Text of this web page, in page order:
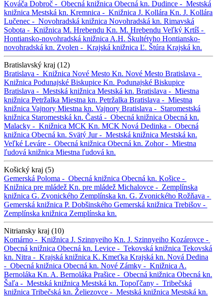
Kováča Dobroč - Obecná knižnica Obecná kn. Dudince - Mestská
knižnica Mestská kn. Kremnica - Knižnica J. Kollára Kn. J. Kollára
Lučenec - Novohradská knižnica Novohradská kn. Rimavská
Sobota - Knižnica M. Hrebendu Kn. M. Hrebendu Veľký Krtíš -
Hontiansko-novohradská knižnica A.H. Škultétyho Hontiansko-
novohradská kn. Zvolen - Krajská knižnica Ľ. Štúra Krajská kn.
Bratislavský kraj (12)
Bratislava - Knižnica Nové Mesto Kn. Nové Mesto Bratislava -
Knižnica Podunajské Biskupice Kn. Podunajské Biskupice
Bratislava - Mestská knižnica Mestská kn. Bratislava - Miestna
knižnica Petržalka Miestna kn. Petržalka Bratislava - Miestna
knižnica Vajnory Miestna kn. Vajnory Bratislava - Staromestská
knižnica Staromestská kn. Častá - Obecná knižnica Obecná kn.
Malacky - Knižnica MCK Kn. MCK Nová Dedinka - Obecná
knižnica Obecná kn. Svätý Jur - Mestská knižnica Mestská kn.
Veľké Leváre - Obecná knižnica Obecná kn. Zohor - Miestna
ľudová knižnica Miestna ľudová kn.
Košický kraj (5)
Gemerská Poloma - Obecná knižnica Obecná kn. Košice -
Knižnica pre mládež Kn. pre mládež Michalovce - Zemplínska
knižnica G. Zvonického Zemplínska kn. G. Zvonického Rožňava -
Gemerská knižnica P. Dobšinského Gemerská knižnica Trebišov -
Zemplínska knižnica Zemplínska kn.
Nitriansky kraj (10)
Komárno - Knižnica J. Szinnyeiho Kn. J. Szinnyeiho Kozárovce -
Obecná knižnica Obecná kn. Levice - Tekovská knižnica Tekovská
kn. Nitra - Krajská knižnica K. Kmeťka Krajská kn. Nová Dedina
- Obecná knižnica Obecná kn. Nové Zámky - Knižnica A.
Bernoláka Kn. A. Bernoláka Prašice - Obecná knižnica Obecná kn.
Šaľa - Mestská knižnica Mestská kn. Topoľčany - Tribečská
knižnica Tribečská kn. Želiezovce - Mestská knižnica Mestská kn.